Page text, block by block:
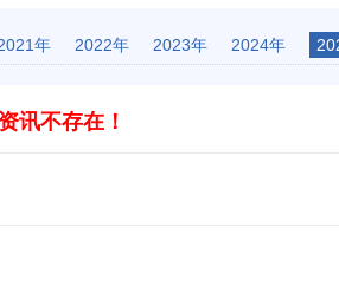
年 2022年 2023年 2024年
讯不存在！